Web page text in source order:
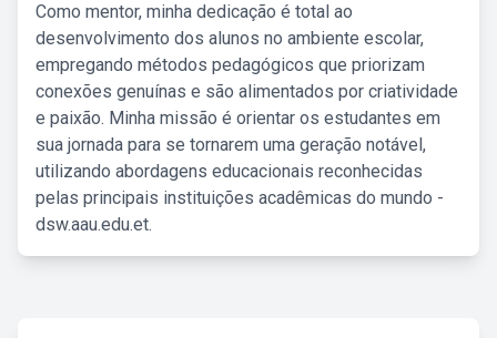
Como mentor, minha dedicação é total ao
desenvolvimento dos alunos no ambiente escolar,
empregando métodos pedagógicos que priorizam
conexões genuínas e são alimentados por criatividade
e paixão. Minha missão é orientar os estudantes em
sua jornada para se tornarem uma geração notável,
utilizando abordagens educacionais reconhecidas
pelas principais instituições acadêmicas do mundo -
dsw.aau.edu.et.